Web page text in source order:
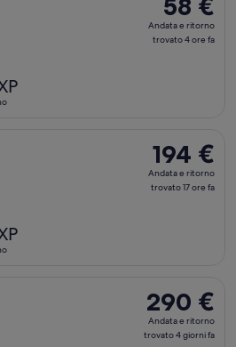
Andata
e
58 €
Andata e ritorno
trovato 4 ore fa
194 €
Andata
e
194 €
Andata e ritorno
trovato 17 ore fa
290 €
Andata
e
290 €
Andata e ritorno
trovato 4 giorni fa